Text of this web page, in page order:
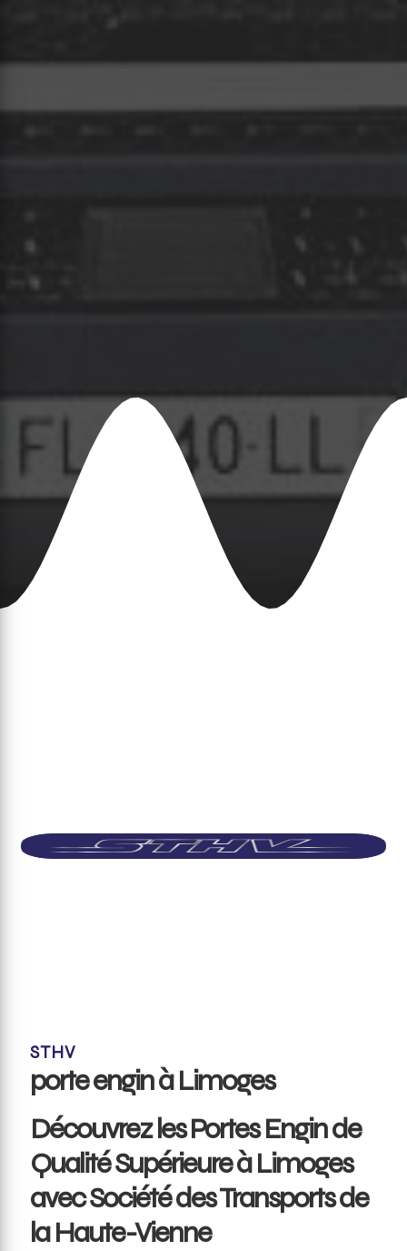
STHV
porte engin à Limoges
Découvrez les Portes Engin de
Qualité Supérieure à Limoges
avec Société des Transports de
la Haute-Vienne